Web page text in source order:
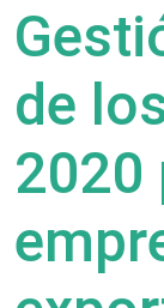
de
2020